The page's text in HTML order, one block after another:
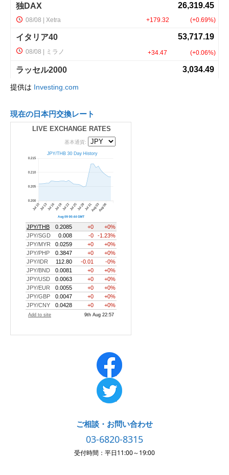
提供は Investing.com
現在の日本円交換レート
LIVE EXCHANGE RATES
ご相談・お問い合わせ
03-6820-8315
受付時間：平日11:00～19:00